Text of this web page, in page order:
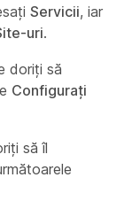
Servicii, iar
uri.
doriți să
Configurați
să îl